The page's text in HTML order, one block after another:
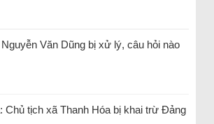
Văn Dũng bị xử lý, câu hỏi nào
Chủ tịch xã Thanh Hóa bị khai trừ Đảng